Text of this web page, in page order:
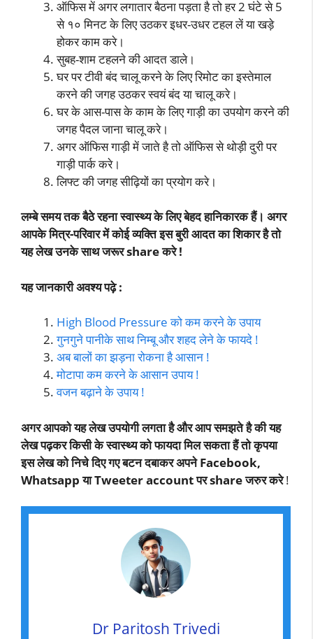
ऑफिस में अगर लगातार बैठना पड़ता है तो हर 2 घंटे से 5
से १० मिनट के लिए उठकर इधर-उधर टहल लें या खड़े
होकर काम करे।
सुबह-शाम टहलने की आदत डाले।
घर पर टीवी बंद चालू करने के लिए रिमोट का इस्तेमाल
करने की जगह उठकर स्वयं बंद या चालू करे।
घर के आस-पास के काम के लिए गाड़ी का उपयोग करने की
जगह पैदल जाना चालू करे।
अगर ऑफिस गाड़ी में जाते है तो ऑफिस से थोड़ी दुरी पर
गाड़ी पार्क करे।
लिफ्ट की जगह सीढ़ियों का प्रयोग करे।
लम्बे समय तक बैठे रहना स्वास्थ्य के लिए बेहद हानिकारक हैं। अगर
आपके मित्र-परिवार में कोई व्यक्ति इस बुरी आदत का शिकार है तो
यह लेख उनके साथ जरूर share करे !
यह जानकारी अवश्य पढ़े :
High Blood Pressure को कम करने के उपाय
गुनगुने पानीके साथ निम्बू और शहद लेने के फायदे !
अब बालों का झड़ना रोकना है आसान !
मोटापा कम करने के आसान उपाय !
वजन बढ़ाने के उपाय !
अगर आपको यह लेख उपयोगी लगता है और आप समझते है की यह
लेख पढ़कर किसी के स्वास्थ्य को फायदा मिल सकता हैं तो कृपया
इस लेख को निचे दिए गए बटन दबाकर अपने Facebook,
Whatsapp या Tweeter account पर share जरुर करे!
Dr Paritosh Trivedi